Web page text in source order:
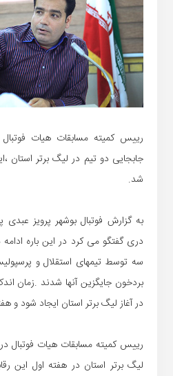
رییس کمیته مسابقات هیات
جابجایی دو تیم در لیگ برتر استان
شد.
به گزارش فوتبال بوشهر پرویز عبدی
دری گفتگو می کرد در این باره ادامه
سه توسط تیمهای استقلال و
بردخون جایگزین آنها شدند .زمان
در آغاز لیگ برتر استان ایجاد شود و
رییس کمیته مسابقات هیات فوتبال
لیگ برتر استان در هفته اول این